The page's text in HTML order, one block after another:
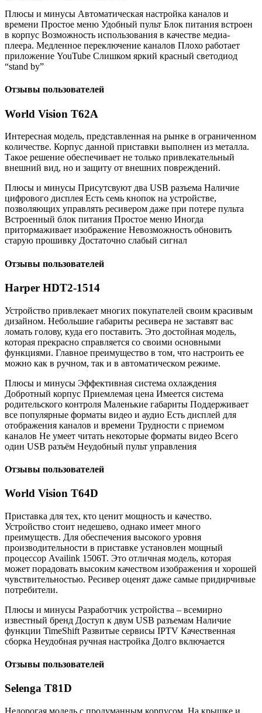
Плюсы и минусы Автоматическая настройка каналов и
времени Простое меню Удобный пульт Блок питания встроен
в корпус Возможность использования в качестве медиа-
плеера. Медленное переключение каналов Плохо работает
приложение YouTube Слишком яркий красный светодиод
“stand by”
Отзывы пользователей
World Vision T62A
Интересная модель, представленная на рынке в ограниченном
количестве. Корпус данной приставки выполнен из металла.
Такое решение обеспечивает не только привлекательный
внешний вид, но и защиту от внешних повреждений.
Плюсы и минусы Присутсвуют два USB разъема Наличие
цифрового дисплея Есть семь кнопок на устройстве,
позволяющих управлять ресивером даже при потере пульта
Встроенный блок питания Простое меню Иногда
притормаживает изображение Невозможность обновить
старую прошивку Достаточно слабый сигнал
Отзывы пользователей
Harper HDT2-1514
Устройство привлекает многих покупателей своим красивым
дизайном. Небольшие габариты ресивера не заставят вас
ломать голову, куда его поставить. Это достойная модель,
которая прекрасно справляется со своими основными
функциями. Главное преимущество в том, что настроить ее
можно как в ручном, так и в автоматическом режиме.
Плюсы и минусы Эффективная система охлаждения
Добротный корпус Приемлемая цена Имеется система
родительского контроля Маленькие габариты Поддерживает
все популярные форматы видео и аудио Есть дисплей для
отображения каналов и времени Трудности с приемом
каналов Не умеет читать некоторые форматы видео Всего
один USB разъём Неудобный пульт управления
Отзывы пользователей
World Vision T64D
Приставка для тех, кто ценит мощность и качество.
Устройство стоит недешево, однако имеет много
преимуществ. Для обеспечения высокого уровня
производительности в приставке установлен мощный
процессор Availink 1506T. Это отличная модель, которая
может порадовать высоким качеством изображения и хорошей
чувствительностью. Ресивер оценят даже самые придирчивые
потребители.
Плюсы и минусы Разработчик устройства – всемирно
известный бренд Доступ к двум USB разъемам Наличие
функции TimeShift Развитые сервисы IPTV Качественная
сборка Неудобная ручная настройка Долго включается
Отзывы пользователей
Selenga T81D
Недорогая модель с продуманным корпусом. На крышке и